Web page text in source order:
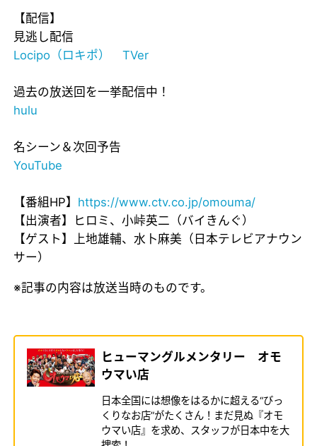
【配信】
見逃し配信
Locipo（ロキポ）
TVer
過去の放送回を一挙配信中！
hulu
名シーン＆次回予告
YouTube
【番組HP】 https://www.ctv.co.jp/omouma/
【出演者】ヒロミ、小峠英二（バイきんぐ）
【ゲスト】上地雄輔、水卜麻美（日本テレビアナウン
サー）
※記事の内容は放送当時のものです。
ヒューマングルメンタリー オモ
ウマい店
日本全国には想像をはるかに超える“びっ
くりなお店”がたくさん！まだ見ぬ『オモ
ウマい店』を求め、スタッフが日本中を大